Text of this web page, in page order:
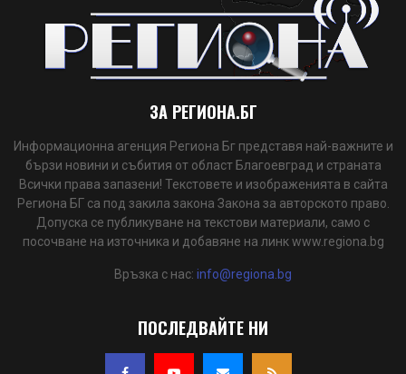
ЗА РЕГИОНА.БГ
Информационна агенция Региона Бг представя най-важните и
бързи новини и събития от област Благоевград и страната
Всички права запазени! Текстовете и изображенията в сайта
Региона БГ са под закила закона Закона за авторското право.
Допуска се публикуване на текстови материали, само с
посочване на източника и добавяне на линк www.regiona.bg
Връзка с нас: info@regiona.bg
ПОСЛЕДВАЙТЕ НИ